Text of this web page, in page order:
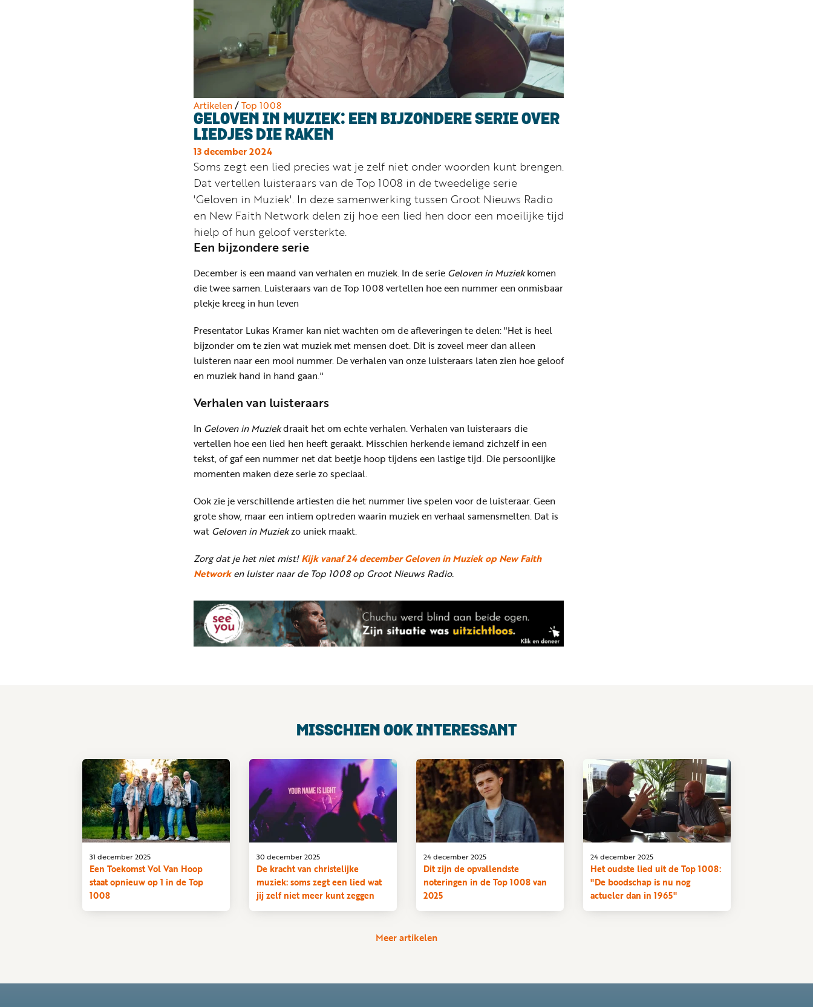
Artikelen/Top 1008
GELOVEN IN MUZIEK: EEN BIJZONDERE SERIE OVER
LIEDJES DIE RAKEN
13 december 2024
Soms zegt een lied precies wat je zelf niet onder woorden kunt brengen.
Dat vertellen luisteraars van de Top 1008 in de tweedelige serie
'Geloven in Muziek'. In deze samenwerking tussen Groot Nieuws Radio
en New Faith Network delen zij hoe een lied hen door een moeilijke tijd
hielp of hun geloof versterkte.
Een bijzondere serie
December is een maand van verhalen en muziek. In de serie Geloven in Muziekkomen
die twee samen. Luisteraars van de Top 1008 vertellen hoe een nummer een onmisbaar
plekje kreeg in hun leven
Presentator Lukas Kramer kan niet wachten om de afleveringen te delen: "Het is heel
bijzonder om te zien wat muziek met mensen doet. Dit is zoveel meer dan alleen
luisteren naar een mooi nummer. De verhalen van onze luisteraars laten zien hoe geloof
en muziek hand in hand gaan."
Verhalen van luisteraars
In Geloven in Muziekdraait het om echte verhalen. Verhalen van luisteraars die
vertellen hoe een lied hen heeft geraakt. Misschien herkende iemand zichzelf in een
tekst, of gaf een nummer net dat beetje hoop tijdens een lastige tijd. Die persoonlijke
momenten maken deze serie zo speciaal.
Ook zie je verschillende artiesten die het nummer live spelen voor de luisteraar. Geen
grote show, maar een intiem optreden waarin muziek en verhaal samensmelten. Dat is
wat Geloven in Muziekzo uniek maakt.
Zorg dat je het niet mist!Kijk vanaf 24 december Geloven in Muziek op New Faith
Networken luister naar de Top 1008 op Groot Nieuws Radio.
MISSCHIEN OOK INTERESSANT
Een Toekomst Vol Van Hoop
staat opnieuw op 1 in de Top
1008
31 december 2025
De kracht van christelijke
muziek: soms zegt een lied wat
jij zelf niet meer kunt zeggen
30 december 2025
Dit zijn de opvallendste
noteringen in de Top 1008 van
2025
24 december 2025
Het oudste lied uit de Top 1008:
"De boodschap is nu nog
actueler dan in 1965"
24 december 2025
Meer artikelen